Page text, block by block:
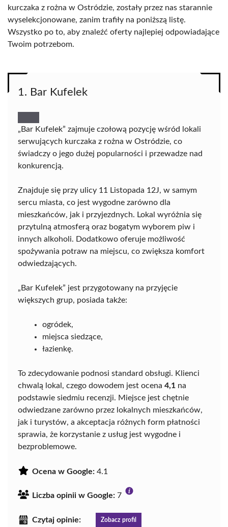
kurczaka z rożna w Ostródzie, zostały przez nas starannie
wyselekcjonowane, zanim trafiły na poniższą listę.
Wszystko po to, aby znaleźć oferty najlepiej odpowiadające
Twoim potrzebom.
1. Bar Kufelek
„Bar Kufelek” zajmuje czołową pozycję wśród lokali
serwujących kurczaka z rożna w Ostródzie, co
świadczy o jego dużej popularności i przewadze nad
konkurencją.
Znajduje się przy ulicy 11 Listopada 12J, w samym
sercu miasta, co jest wygodne zarówno dla
mieszkańców, jak i przyjezdnych. Lokal wyróżnia się
przytulną atmosferą oraz bogatym wyborem piw i
innych alkoholi. Dodatkowo oferuje możliwość
spożywania potraw na miejscu, co zwiększa komfort
odwiedzających.
„Bar Kufelek” jest przygotowany na przyjęcie
większych grup, posiada także:
ogródek,
miejsca siedzące,
łazienkę.
To zdecydowanie podnosi standard obsługi. Klienci
chwalą lokal, czego dowodem jest ocena 4,1 na
podstawie siedmiu recenzji. Miejsce jest chętnie
odwiedzane zarówno przez lokalnych mieszkańców,
jak i turystów, a akceptacja różnych form płatności
sprawia, że korzystanie z usług jest wygodne i
bezproblemowe.
Ocena w Google: 4.1
Liczba opinii w Google: 7
Czytaj opinie: Zobacz profil